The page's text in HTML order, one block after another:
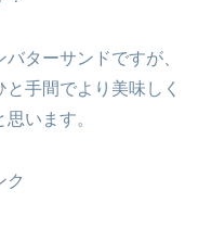
ターサンドですが、
手間でより美味しく
います。
ク